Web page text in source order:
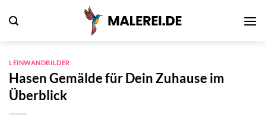
Inhalt
LEINWANDBILDER
Hasen Gemälde für Dein Zuhause im
Überblick